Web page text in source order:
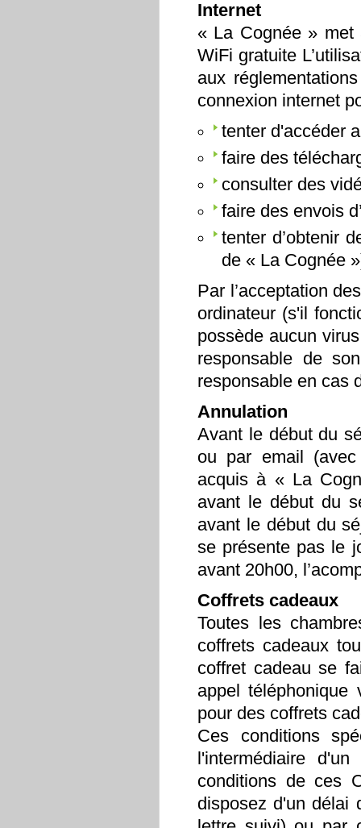
Internet
« La Cognée » met
WiFi gratuite
aux
connexion internet
tenter d'accéder
faire des
consulter des
faire des envois
tenter d’obtenir
de « La Cognée
Par l’acceptation
ordinateur (s'il
possède aucun
responsable de
responsable en cas
Annulation
Avant le début du
ou par email (avec
acquis à « La
avant le début du
avant le début du
se présente pas le
avant 20h00,
Coffrets cadeaux
Toutes les
coffrets cadeaux
coffret cadeau se
appel
pour des coffrets
Ces conditions
l'intermédiaire
conditions de ces
disposez d'un délai